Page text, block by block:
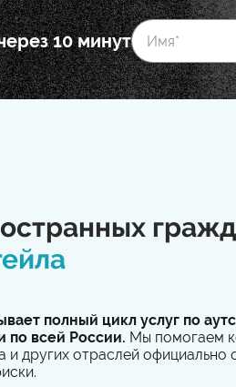
10 минут
полный цикл услуг по
по всей России. Мы помогаем
и других отраслей официально